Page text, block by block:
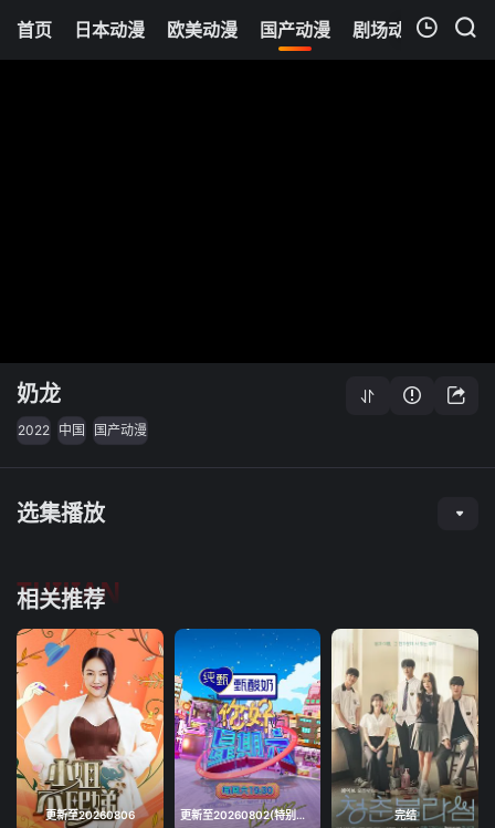
首页 日本动漫 欧美动漫 国产动漫 剧场动漫 追剧
奶龙
2022 中国 国产动漫
选集播放
相关推荐
TUIJIAN
更新至20260806 更新至20260802(特别企划) 完结